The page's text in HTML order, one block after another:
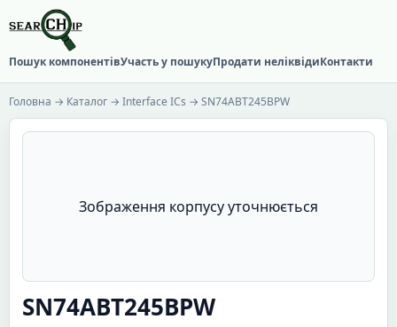
Пошук компонентівУчасть у пошукуПродати неліквідиКонтакти
Головна → Каталог → Interface ICs → SN74ABT245BPW
Зображення корпусу уточнюється
SN74ABT245BPW